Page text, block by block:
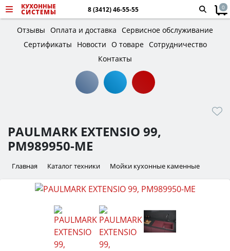
8 (3412) 46-55-55 0
Отзывы Оплата и доставка Сервисное обслуживание
Сертификаты
Новости О товаре Сотрудничество
Контакты
PAULMARK EXTENSIO 99,
PM989950-ME
Главная Каталог техники Мойки кухонные каменные